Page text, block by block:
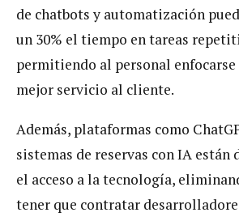
de chatbots y automatización
un 30% el tiempo en tareas
permitiendo al personal
mejor servicio al cliente.
Además, plataformas como
sistemas de reservas con IA están
el acceso a la tecnología,
tener que contratar